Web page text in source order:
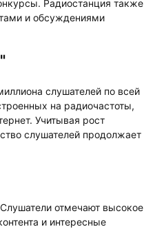
Радиостанция также
и обсуждениями
слушателей по всей
на радиочастоты,
Учитывая рост
слушателей продолжает
отмечают высокое
и интересные